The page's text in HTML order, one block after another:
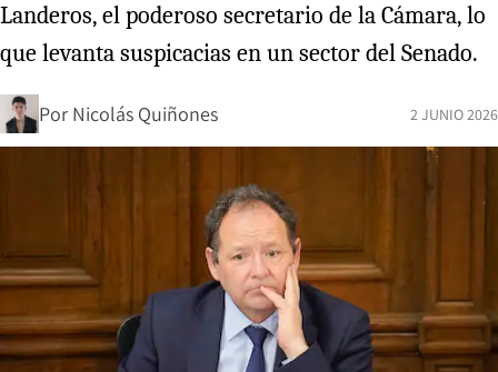
Landeros, el poderoso secretario de la Cámara, lo
que levanta suspicacias en un sector del Senado.
Por Nicolás Quiñones 2 JUNIO 2026